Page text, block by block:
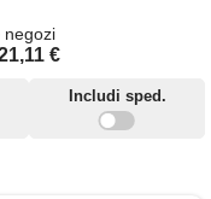
negozi
€
Includi sped.